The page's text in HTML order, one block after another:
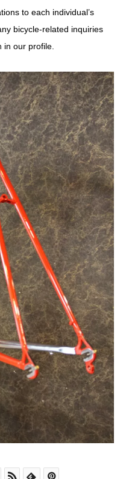
to each individual’s
bicycle-related inquiries
in our profile.